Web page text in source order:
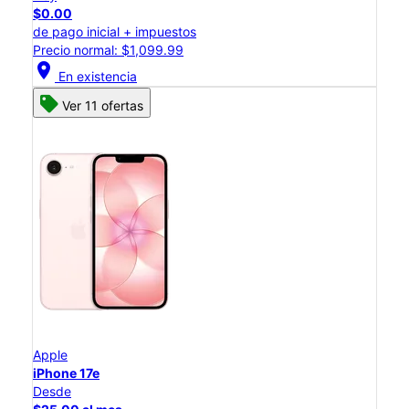
$0.00
de pago inicial + impuestos
Precio normal: $1,099.99
location_on En existencia
Ver 11 ofertas
Apple
iPhone 17e
Desde